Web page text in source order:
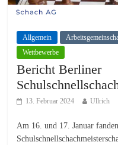
Allgemein
Wettbewerbe
Bericht Berliner
13. Februar 2024 Ullrich
Am 16. und 17. Januar